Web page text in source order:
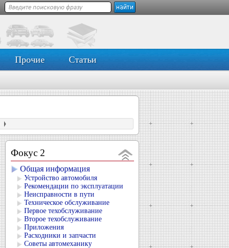
Прочие Статьи
Фокус 2
Общая информация
Устройство автомобиля
Рекомендации по эксплуатации
Неисправности в пути
Техническое обслуживание
Первое техобслуживание
Второе техобслуживание
Приложения
Расходники и запчасти
Советы автомеханику